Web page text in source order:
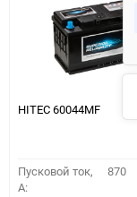
HITEC 60044MF
Пусковой ток,
A:
870